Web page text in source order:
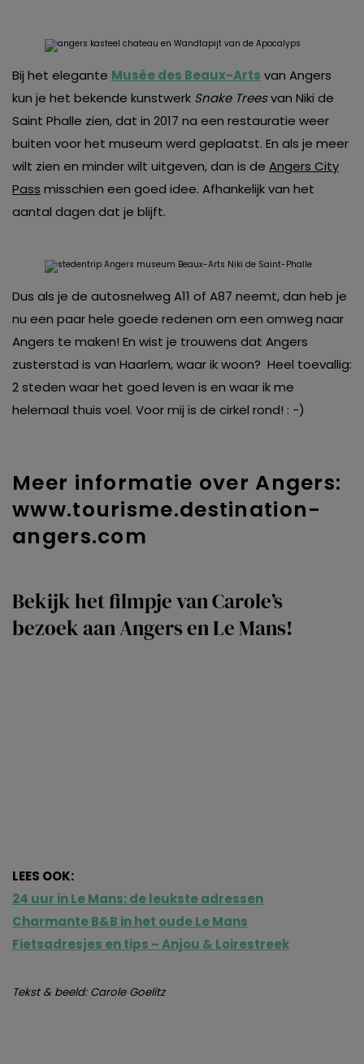
Bij het elegante Musée des Beaux-Arts van Angers
kun je het bekende kunstwerk Snake Treesvan Niki de
Saint Phalle zien, dat in 2017 na een restauratie weer
buiten voor het museum werd geplaatst. En als je meer
wilt zien en minder wilt uitgeven, dan is de Angers City
Pass misschien een goed idee. Afhankelijk van het
aantal dagen dat je blijft.
Dus als je de autosnelweg A11 of A87 neemt, dan heb je
nu een paar hele goede redenen om een omweg naar
Angers te maken! En wist je trouwens dat Angers
zusterstad is van Haarlem, waar ik woon? Heel toevallig:
2 steden waar het goed leven is en waar ik me
helemaal thuis voel. Voor mij is de cirkel rond! : -)
Meer informatie over Angers:
www.tourisme.destination-
angers.com
Bekijk het filmpje van Carole’s
bezoek aan Angers en Le Mans!
LEES OOK:
24 uur in Le Mans: de leukste adressen
Charmante B&B in het oude Le Mans
Fietsadresjes en tips – Anjou & Loirestreek
Tekst & beeld: Carole Goelitz